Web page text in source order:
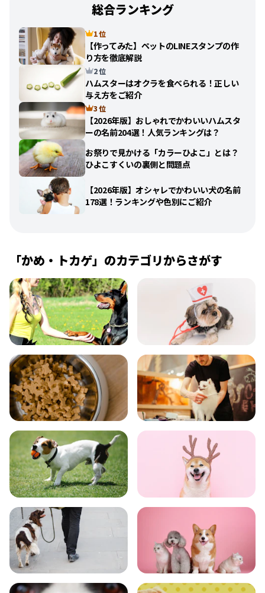
総合ランキング
1 位
【作ってみた】ペットのLINEスタンプの作
り方を徹底解説
2 位
ハムスターはオクラを食べられる！正しい
与え方をご紹介
3 位
【2026年版】おしゃれでかわいいハムスタ
ーの名前204選！人気ランキングは？
お祭りで見かける「カラーひよこ」とは？
ひよこすくいの裏側と問題点
【2026年版】オシャレでかわいい犬の名前
178選！ランキングや色別にご紹介
「かめ・トカゲ」のカテゴリからさがす
飼い方 健康
食事 お手入れ
トレーニング グッズ
おでかけ 図鑑